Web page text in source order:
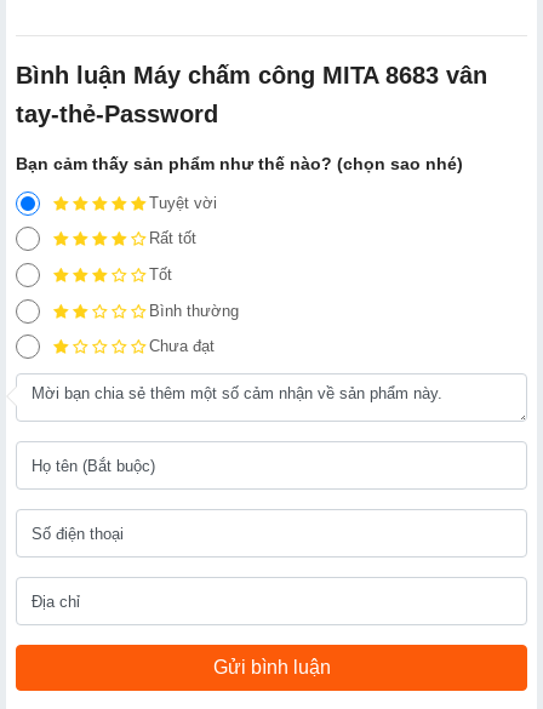
Bình luận Máy chấm công MITA 8683 vân
tay-thẻ-Password
Bạn cảm thấy sản phẩm như thế nào? (chọn sao nhé)
Tuyệt vời
Rất tốt
Tốt
Bình thường
Chưa đạt